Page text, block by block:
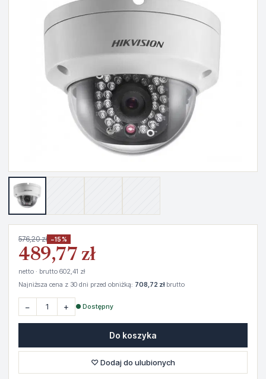
576,20 zł −15%
489,77 zł
netto · brutto 602,41 zł
Najniższa cena z 30 dni przed obniżką: 708,72 złbrutto
− + ● Dostępny
Do koszyka
♡ Dodaj do ulubionych